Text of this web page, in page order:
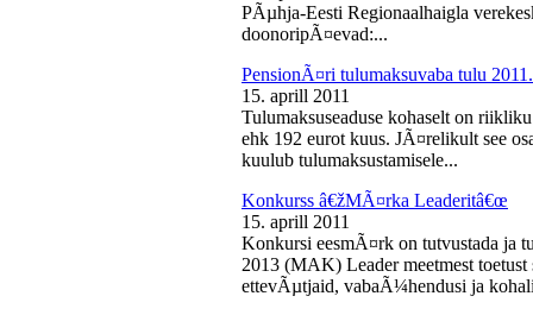
PÃµhja-Eesti Regionaalhaigla
doonoripÃ¤evad:...
PensionÃ¤ri tulumaksuvaba tulu
15. aprill 2011
Tulumaksuseaduse kohaselt on
ehk 192 eurot kuus. JÃ¤relikult see
kuulub tulumaksustamisele...
Konkurss â€žMÃ¤rka Leaderitâ€œ
15. aprill 2011
Konkursi eesmÃ¤rk on tutvustada ja
2013 (MAK) Leader meetmest
ettevÃµtjaid, vabaÃ¼hendusi ja